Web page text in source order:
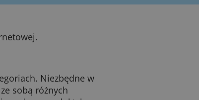
strony internetowej.